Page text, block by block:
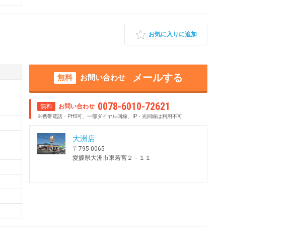
お気に入りに追加
無料 お問い合わせ メールする
無料 お問い合わせ 0078-6010-72621
※携帯電話・PHS可、一部ダイヤル回線、IP・光回線は利用不可
大洲店
〒795-0065
愛媛県大洲市東若宮２－１１